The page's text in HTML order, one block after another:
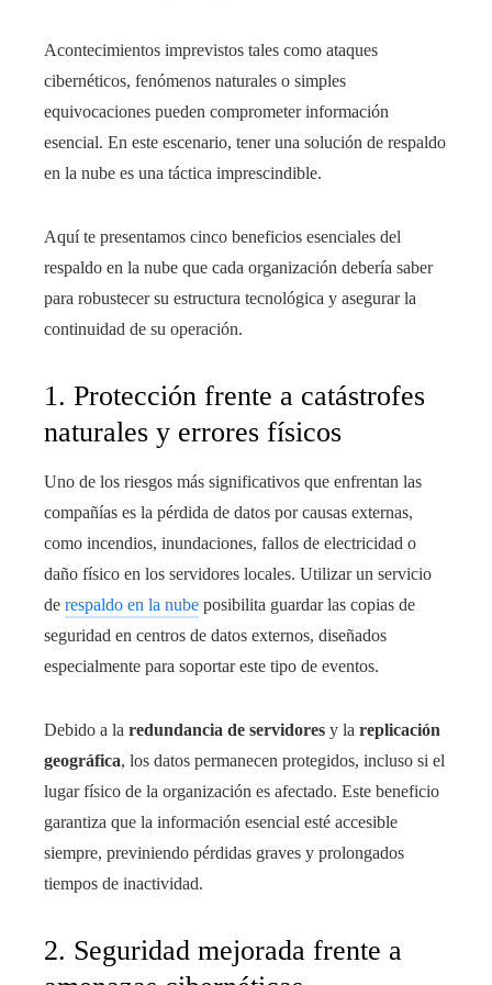
Acontecimientos imprevistos tales como ataques
cibernéticos, fenómenos naturales o simples
equivocaciones pueden comprometer información
esencial. En este escenario, tener una solución de respaldo
en la nube es una táctica imprescindible.
Aquí te presentamos cinco beneficios esenciales del
respaldo en la nube que cada organización debería saber
para robustecer su estructura tecnológica y asegurar la
continuidad de su operación.
1. Protección frente a catástrofes
naturales y errores físicos
Uno de los riesgos más significativos que enfrentan las
compañías es la pérdida de datos por causas externas,
como incendios, inundaciones, fallos de electricidad o
daño físico en los servidores locales. Utilizar un servicio
de respaldo en la nube posibilita guardar las copias de
seguridad en centros de datos externos, diseñados
especialmente para soportar este tipo de eventos.
Debido a la redundancia de servidores y la replicación
geográfica, los datos permanecen protegidos, incluso si el
lugar físico de la organización es afectado. Este beneficio
garantiza que la información esencial esté accesible
siempre, previniendo pérdidas graves y prolongados
tiempos de inactividad.
2. Seguridad mejorada frente a